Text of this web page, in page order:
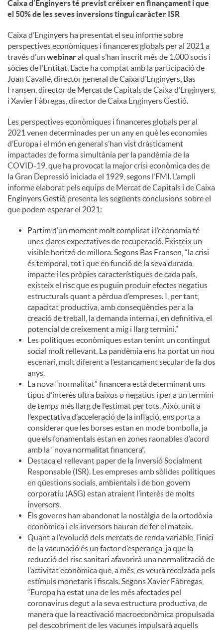
u
t
s
Caixa d’Enginyers té previst créixer en finançament i que
el 50% de les seves inversions tingui caràcter ISR
Caixa d’Enginyers ha presentat el seu informe sobre
perspectives econòmiques i financeres globals per al 2021 a
través d’un webinaral qual s’han inscrit més de 1.000 socis i
sòcies de l’Entitat. L’acte ha comptat amb la participació de
Joan Cavallé, director general de Caixa d’Enginyers, Bas
Fransen, director de Mercat de Capitals de Caixa d’Enginyers,
i Xavier Fàbregas, director de Caixa Enginyers Gestió.
Les perspectives econòmiques i financeres globals per al
2021 venen determinades per un any en què les economies
d’Europa i el món en general s’han vist dràsticament
impactades de forma simultània per la pandèmia de la
COVID-19, que ha provocat la major crisi econòmica des de
la Gran Depressió iniciada el 1929, segons l’FMI. L’ampli
informe elaborat pels equips de Mercat de Capitals i de Caixa
Enginyers Gestió presenta les següents conclusions sobre el
que podem esperar el 2021:
Partim d’un moment molt complicat i l’economia té
unes clares expectatives de recuperació. Existeix un
visible horitzó de millora. Segons Bas Fransen, “la crisi
és temporal, tot i que en funció de la seva durada,
impacte i les pròpies característiques de cada país,
existeix el risc que es puguin produir efectes negatius
estructurals quant a pèrdua d’empreses. I, per tant,
capacitat productiva, amb conseqüències per a la
creació de treball, la demanda interna i, en definitiva, el
potencial de creixement a mig i llarg termini.”
Les polítiques econòmiques estan tenint un contingut
social molt rellevant. La pandèmia ens ha portat un nou
escenari, molt diferent a l’estancament secular de fa dos
anys.
La nova “normalitat” financera està determinant uns
tipus d’interès ultra baixos o negatius i per a un termini
de temps més llarg de l’estimat per tots. Això, unit a
l’expectativa d’acceleració de la inflació, ens porta a
considerar que les borses estan en mode bombolla, ja
que els fonamentals estan en zones raonables d’acord
amb la “nova normalitat financera”.
Destaca el rellevant paper de la Inversió Socialment
Responsable (ISR). Les empreses amb sòlides polítiques
en qüestions socials, ambientals i de bon govern
corporatiu (ASG) estan atraient l’interès de molts
inversors.
Els governs han abandonat la nostàlgia de la ortodòxia
econòmica i els inversors hauran de fer el mateix.
Quant a l’evolució dels mercats de renda variable, l’inici
de la vacunació és un factor d’esperança, ja que la
reducció del risc sanitari afavorirà una normalització de
l’activitat econòmica que, a més, es veurà recolzada pels
estímuls monetaris i fiscals. Segons Xavier Fàbregas,
“Europa ha estat una de les més afectades pel
coronavirus degut a la seva estructura productiva, de
manera que la reactivació macroeconòmica propulsada
pel descobriment de les vacunes impulsarà aquells